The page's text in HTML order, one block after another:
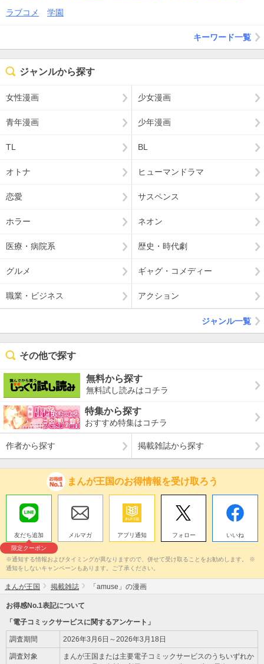
ラブコメ
学園
キーワード一覧
ジャンルから探す
女性漫画 少女漫画
青年漫画 少年漫画
TL BL
オトナ ヒューマンドラマ
恋愛 サスペンス
ホラー ネオン
医療・病院系 歴史・時代劇
グルメ ギャグ・コメディー
職業・ビジネス アクション
ジャンル一覧
その他で探す
無料から探す
無料試し読みはコチラ
特集から探す
おすすめ特集はコチラ
作者から探す 掲載雑誌から探す
まんが王国のお得情報を受け取ろう
友だち追加
限定クーポン
メルマガ アプリ通知 フォロー いいね
※通知する情報およびタイミングが異なりますので、併せて受け取ることをお勧めします。 ※
通知をしないキャンペーンもあります。ご了承ください。
まんが王国 掲載雑誌 「amuse」の漫画
お得感No.1表記について
「電子コミックサービスに関するアンケート」
調査期間 2026年3月6日～2026年3月18日
調査対象
まんが王国または主要電子コミックサービスのうちいずれか